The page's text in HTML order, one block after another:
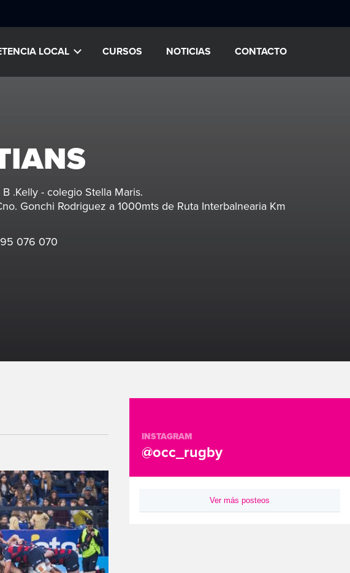
LOCAL CURSOS NOTICIAS CONTACTO
.Kelly - colegio Stella Maris.
Gonchi Rodriguez a 1000mts de Ruta Interbalnearia Km
076 070
INSTAGRAM
@occ_rugby
Ver más posteos